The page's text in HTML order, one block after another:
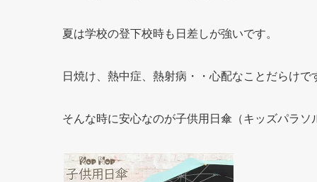
夏は学校の登下校時も日差しが強いです。
日焼け、熱中症、熱射病・・心配なことだらけで
そんな時に安心なのが子供用日傘（キッズパラソ